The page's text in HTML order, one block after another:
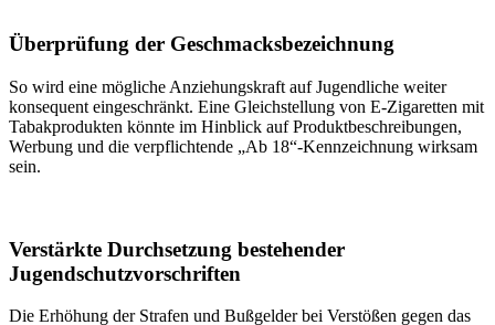
Überprüfung der Geschmacksbezeichnung
So wird eine mögliche Anziehungskraft auf Jugendliche weiter
konsequent eingeschränkt. Eine Gleichstellung von E-Zigaretten mit
Tabakprodukten könnte im Hinblick auf Produktbeschreibungen,
Werbung und die verpflichtende „Ab 18“-Kennzeichnung wirksam
sein.
Verstärkte Durchsetzung bestehender
Jugendschutzvorschriften
Die Erhöhung der Strafen und Bußgelder bei Verstößen gegen das